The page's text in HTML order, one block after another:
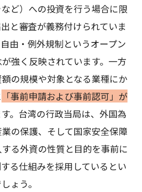
ど）への投資を行う場合に限
と審査が義務付けられていま
由・例外規制というオープン
強く反映されています。一方
の規模や対象となる業種にか
「事前申請および事前認可」が
。台湾の行政当局は、外国為
の保護、そして国家安全保障
る外資の性質と目的を事前に
る仕組みを採用しているとい
ょう。